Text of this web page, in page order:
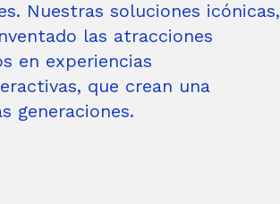
Nuestras soluciones icónicas,
las atracciones
en experiencias
que crean una
generaciones.